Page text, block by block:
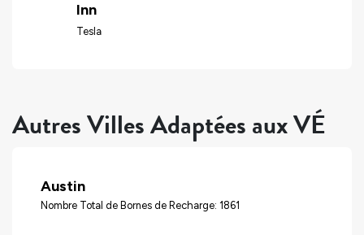
Inn
Tesla
Autres Villes Adaptées aux VÉ
Austin
Nombre Total de Bornes de Recharge: 1861